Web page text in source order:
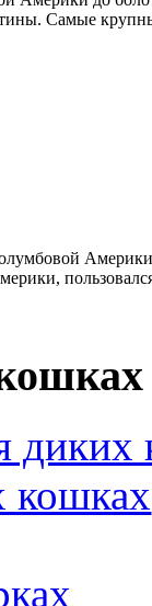
Самые
диких
кошках